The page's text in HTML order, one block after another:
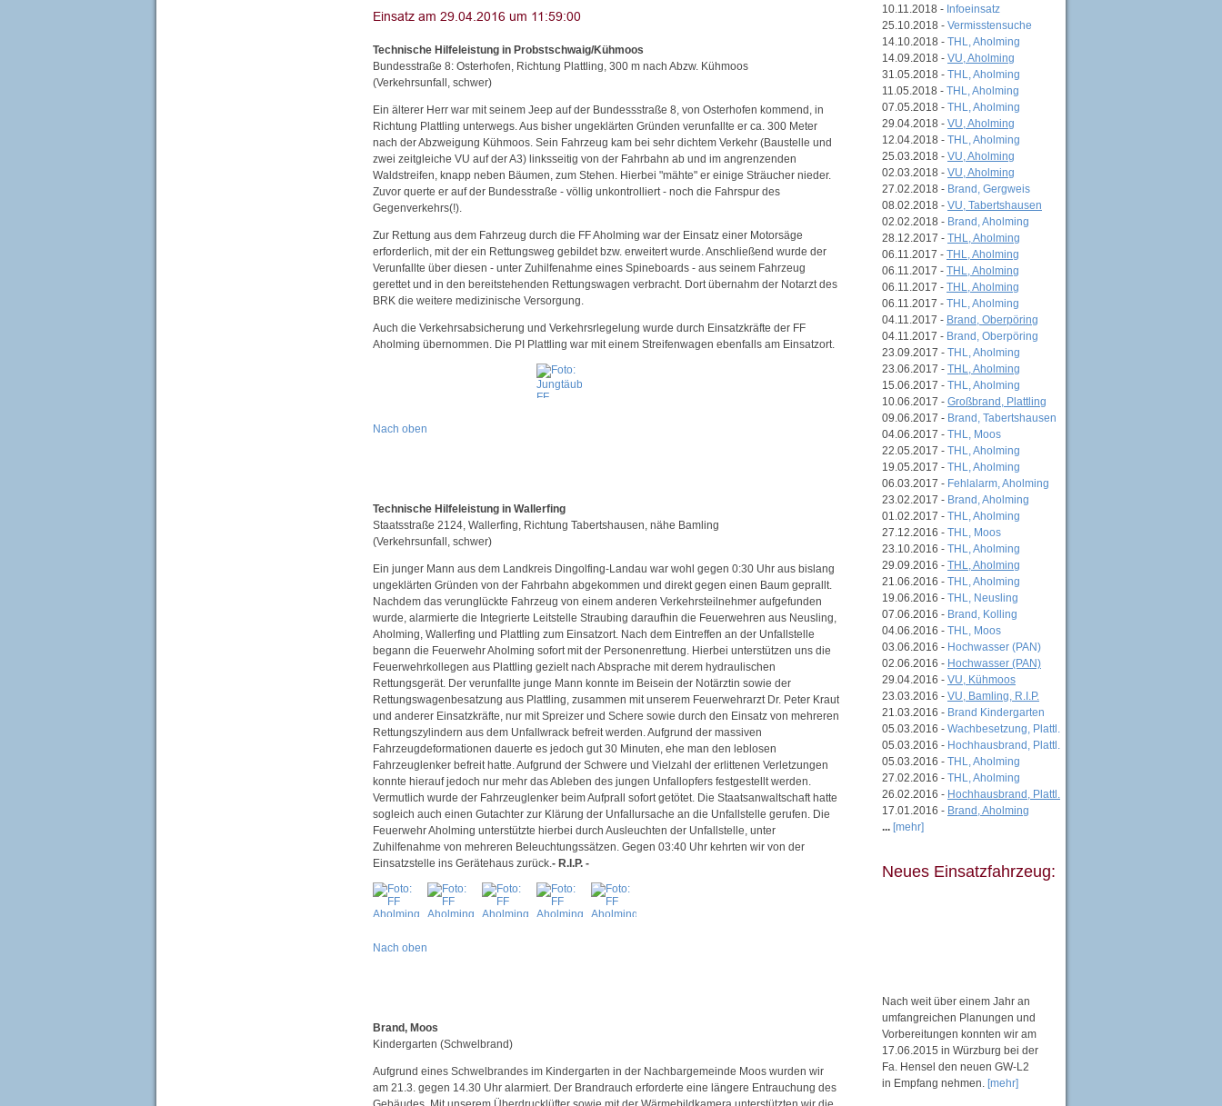
Technische Hilfeleistung in Probstschwaig/Kühmoos
Bundesstraße 8: Osterhofen, Richtung Plattling, 300 m nach Abzw. Kühmoos
(Verkehrsunfall, schwer)
Ein älterer Herr war mit seinem Jeep auf der Bundessstraße 8, von Osterhofen kommend, in
Richtung Plattling unterwegs. Aus bisher ungeklärten Gründen verunfallte er ca. 300 Meter
nach der Abzweigung Kühmoos. Sein Fahrzeug kam bei sehr dichtem Verkehr (Baustelle und
zwei zeitgleiche VU auf der A3) linksseitig von der Fahrbahn ab und im angrenzenden
Waldstreifen, knapp neben Bäumen, zum Stehen. Hierbei "mähte" er einige Sträucher nieder.
Zuvor querte er auf der Bundesstraße - völlig unkontrolliert - noch die Fahrspur des
Gegenverkehrs(!).
Zur Rettung aus dem Fahrzeug durch die FF Aholming war der Einsatz einer Motorsäge
erforderlich, mit der ein Rettungsweg gebildet bzw. erweitert wurde. Anschließend wurde der
Verunfallte über diesen - unter Zuhilfenahme eines Spineboards - aus seinem Fahrzeug
gerettet und in den bereitstehenden Rettungswagen verbracht. Dort übernahm der Notarzt des
BRK die weitere medizinische Versorgung.
Auch die Verkehrsabsicherung und Verkehrsrlegelung wurde durch Einsatzkräfte der FF
Aholming übernommen. Die PI Plattling war mit einem Streifenwagen ebenfalls am Einsatzort.
Nach oben
Technische Hilfeleistung in Wallerfing
Staatsstraße 2124, Wallerfing, Richtung Tabertshausen, nähe Bamling
(Verkehrsunfall, schwer)
Ein junger Mann aus dem Landkreis Dingolfing-Landau war wohl gegen 0:30 Uhr aus bislang
ungeklärten Gründen von der Fahrbahn abgekommen und direkt gegen einen Baum geprallt.
Nachdem das verunglückte Fahrzeug von einem anderen Verkehrsteilnehmer aufgefunden
wurde, alarmierte die Integrierte Leitstelle Straubing daraufhin die Feuerwehren aus Neusling,
Aholming, Wallerfing und Plattling zum Einsatzort. Nach dem Eintreffen an der Unfallstelle
begann die Feuerwehr Aholming sofort mit der Personenrettung. Hierbei unterstützen uns die
Feuerwehrkollegen aus Plattling gezielt nach Absprache mit derem hydraulischen
Rettungsgerät. Der verunfallte junge Mann konnte im Beisein der Notärztin sowie der
Rettungswagenbesatzung aus Plattling, zusammen mit unserem Feuerwehrarzt Dr. Peter Kraut
und anderer Einsatzkräfte, nur mit Spreizer und Schere sowie durch den Einsatz von mehreren
Rettungszylindern aus dem Unfallwrack befreit werden. Aufgrund der massiven
Fahrzeugdeformationen dauerte es jedoch gut 30 Minuten, ehe man den leblosen
Fahrzeuglenker befreit hatte. Aufgrund der Schwere und Vielzahl der erlittenen Verletzungen
konnte hierauf jedoch nur mehr das Ableben des jungen Unfallopfers festgestellt werden.
Vermutlich wurde der Fahrzeuglenker beim Aufprall sofort getötet. Die Staatsanwaltschaft hatte
sogleich auch einen Gutachter zur Klärung der Unfallursache an die Unfallstelle gerufen. Die
Feuerwehr Aholming unterstützte hierbei durch Ausleuchten der Unfallstelle, unter
Zuhilfenahme von mehreren Beleuchtungssätzen. Gegen 03:40 Uhr kehrten wir von der
Einsatzstelle ins Gerätehaus zurück.- R.I.P. -
Nach oben
Brand, Moos
Kindergarten (Schwelbrand)
Aufgrund eines Schwelbrandes im Kindergarten in der Nachbargemeinde Moos wurden wir
am 21.3. gegen 14.30 Uhr alarmiert. Der Brandrauch erforderte eine längere Entrauchung des
10.11.2018 - Infoeinsatz
25.10.2018 - Vermisstensuche
14.10.2018 - THL, Aholming
14.09.2018 - VU, Aholming
31.05.2018 - THL, Aholming
11.05.2018 - THL, Aholming
07.05.2018 - THL, Aholming
29.04.2018 - VU, Aholming
12.04.2018 - THL, Aholming
25.03.2018 - VU, Aholming
02.03.2018 - VU, Aholming
27.02.2018 - Brand, Gergweis
08.02.2018 - VU, Tabertshausen
02.02.2018 - Brand, Aholming
28.12.2017 - THL, Aholming
06.11.2017 - THL, Aholming
06.11.2017 - THL, Aholming
06.11.2017 - THL, Aholming
06.11.2017 - THL, Aholming
04.11.2017 - Brand, Oberpöring
04.11.2017 - Brand, Oberpöring
23.09.2017 - THL, Aholming
23.06.2017 - THL, Aholming
15.06.2017 - THL, Aholming
10.06.2017 - Großbrand, Plattling
09.06.2017 - Brand, Tabertshausen
04.06.2017 - THL, Moos
22.05.2017 - THL, Aholming
19.05.2017 - THL, Aholming
06.03.2017 - Fehlalarm, Aholming
23.02.2017 - Brand, Aholming
01.02.2017 - THL, Aholming
27.12.2016 - THL, Moos
23.10.2016 - THL, Aholming
29.09.2016 - THL, Aholming
21.06.2016 - THL, Aholming
19.06.2016 - THL, Neusling
07.06.2016 - Brand, Kolling
04.06.2016 - THL, Moos
03.06.2016 - Hochwasser (PAN)
02.06.2016 - Hochwasser (PAN)
29.04.2016 - VU, Kühmoos
23.03.2016 - VU, Bamling, R.I.P.
21.03.2016 - Brand Kindergarten
05.03.2016 - Wachbesetzung, Plattl.
05.03.2016 - Hochhausbrand, Plattl.
05.03.2016 - THL, Aholming
27.02.2016 - THL, Aholming
26.02.2016 - Hochhausbrand, Plattl.
17.01.2016 - Brand, Aholming
... [mehr]
Neues Einsatzfahrzeug:
Nach weit über einem Jahr an
umfangreichen Planungen und
Vorbereitungen konnten wir am
17.06.2015 in Würzburg bei der
Fa. Hensel den neuen GW-L2
in Empfang nehmen. [mehr]